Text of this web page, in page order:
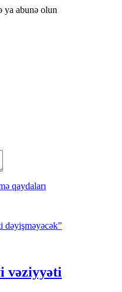
ya abunə olun
qaydaları
vəziyyəti